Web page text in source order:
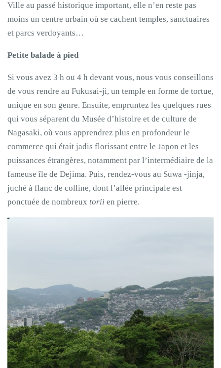
Ville au passé historique important, elle n’en reste pas
moins un centre urbain où se cachent temples, sanctuaires
et parcs verdoyants…
Petite balade à pied
Si vous avez 3 h ou 4 h devant vous, nous vous conseillons
de vous rendre au Fukusai-ji, un temple en forme de tortue,
unique en son genre. Ensuite, empruntez les quelques rues
qui vous séparent du Musée d’histoire et de culture de
Nagasaki, où vous apprendrez plus en profondeur le
commerce qui était jadis florissant entre le Japon et les
puissances étrangères, notamment par l’intermédiaire de la
fameuse île de Dejima. Puis, rendez-vous au Suwa -jinja,
juché à flanc de colline, dont l’allée principale est
ponctuée de nombreux torii en pierre.